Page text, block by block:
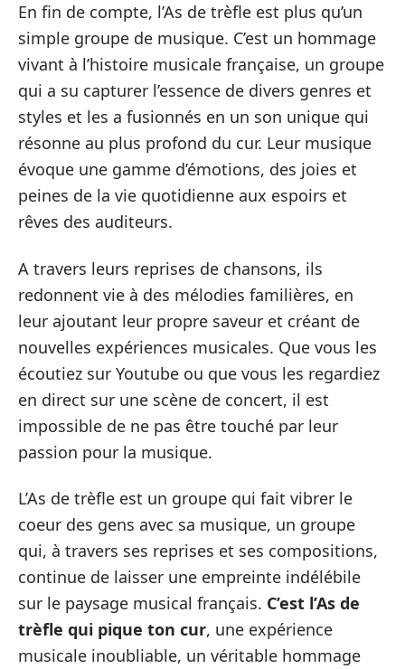
En fin de compte, l’As de trèfle est plus qu’un
simple groupe de musique. C’est un hommage
vivant à l’histoire musicale française, un groupe
qui a su capturer l’essence de divers genres et
styles et les a fusionnés en un son unique qui
résonne au plus profond du cur. Leur musique
évoque une gamme d’émotions, des joies et
peines de la vie quotidienne aux espoirs et
rêves des auditeurs.
A travers leurs reprises de chansons, ils
redonnent vie à des mélodies familières, en
leur ajoutant leur propre saveur et créant de
nouvelles expériences musicales. Que vous les
écoutiez sur Youtube ou que vous les regardiez
en direct sur une scène de concert, il est
impossible de ne pas être touché par leur
passion pour la musique.
L’As de trèfle est un groupe qui fait vibrer le
coeur des gens avec sa musique, un groupe
qui, à travers ses reprises et ses compositions,
continue de laisser une empreinte indélébile
sur le paysage musical français. C’est l’As de
trèfle qui pique ton cur, une expérience
musicale inoubliable, un véritable hommage